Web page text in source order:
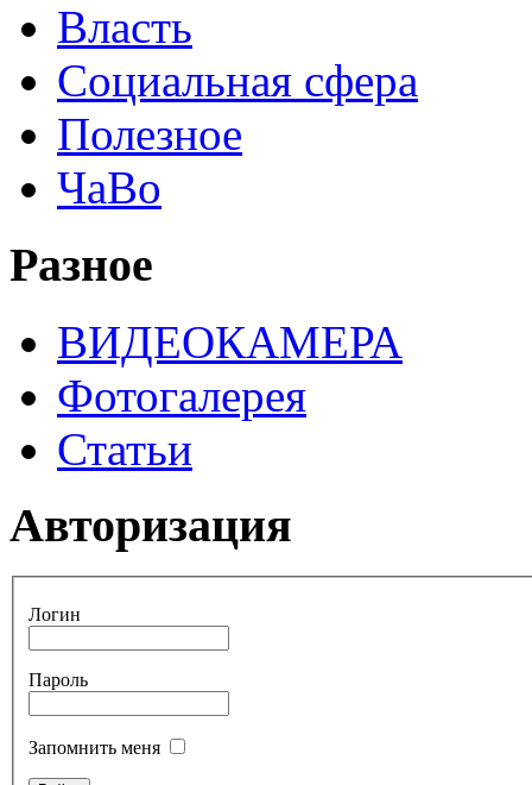
Власть
Социальная сфера
Полезное
ЧаВо
Разное
ВИДЕОКАМЕРА
Фотогалерея
Статьи
Авторизация
Логин
Пароль
Запомнить меня